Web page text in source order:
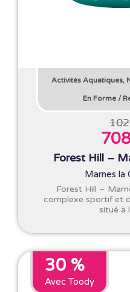
Activités Aquatiques,
En Forme /
Forest Hill –
Marnes la
Forest Hill –
complexe sportif et
situé à
30 %
Avec Toody